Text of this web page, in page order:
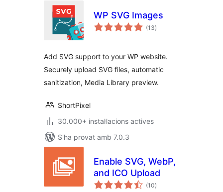
WP SVG Images
(13puntuacions
totals
)
Add SVG support to your WP website.
Securely upload SVG files, automatic
sanitization, Media Library preview.
ShortPixel
30.000+ instal·lacions actives
S'ha provat amb 7.0.3
Enable SVG, WebP,
and ICO Upload
(10puntuacions
totals
)